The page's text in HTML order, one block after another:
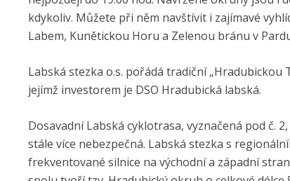
kdykoliv. Můžete při něm navštívit i zajímavé
Labem, Kunětickou Horu a Zelenou bránu v
Labská stezka o.s. pořádá tradiční
jejímž investorem je DSO Hradubická labská.
Dosavadní Labská cyklotrasa, vyznačená pod č.
stále více nebezpečná. Labská stezka s
frekventované silnice na východní a západní